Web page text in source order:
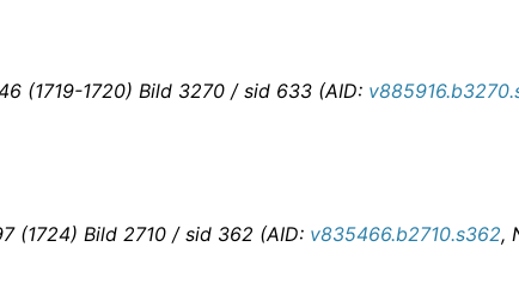
(1719-1720) Bild 3270 / sid 633 (AID:
(1724) Bild 2710 / sid 362 (AID: v835466.b2710.s362,